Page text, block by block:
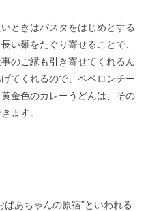
ときはパスタをはじめとする
い麺をたぐり寄せることで、
のご縁も引き寄せてくれるん
てくれるので、ペペロンチー
金色のカレーうどんは、その
ます。
あちゃんの原宿”といわれる